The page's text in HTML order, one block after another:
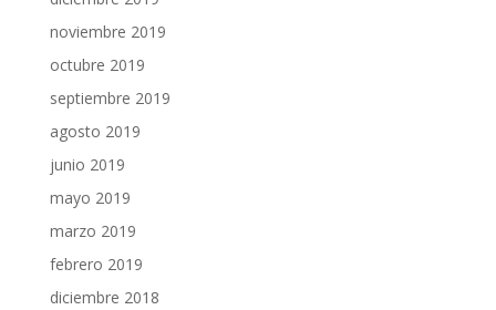
noviembre 2019
octubre 2019
septiembre 2019
agosto 2019
junio 2019
mayo 2019
marzo 2019
febrero 2019
diciembre 2018